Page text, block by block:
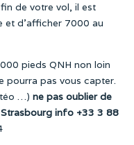
de votre vol, il est
et d’afficher 7000 au
pieds QNH non loin
pourra pas vous capter.
…)ne pas oublier de
info +33 3 88